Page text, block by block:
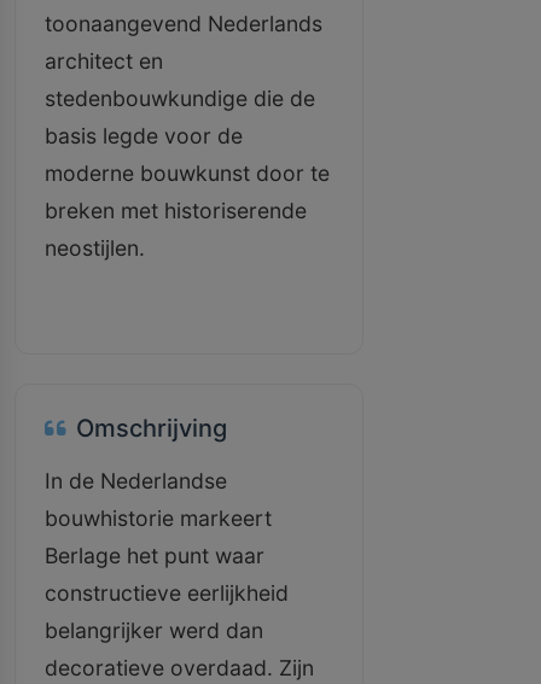
toonaangevend Nederlands
architect en
stedenbouwkundige die de
basis legde voor de
moderne bouwkunst door te
breken met historiserende
neostijlen.
Omschrijving
In de Nederlandse
bouwhistorie markeert
Berlage het punt waar
constructieve eerlijkheid
belangrijker werd dan
decoratieve overdaad. Zijn